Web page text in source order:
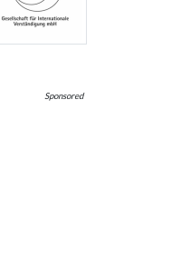
Sponsored